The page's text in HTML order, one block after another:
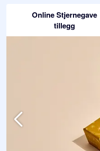
Online Stjernegave
tillegg